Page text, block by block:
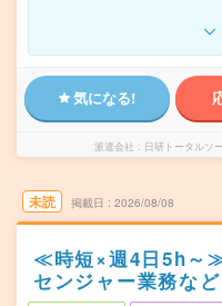
気になる!
派遣会社 日研トータルソ
未読 掲載日 2026/08/08
≪時短×週4日5h～
センジャー業務など